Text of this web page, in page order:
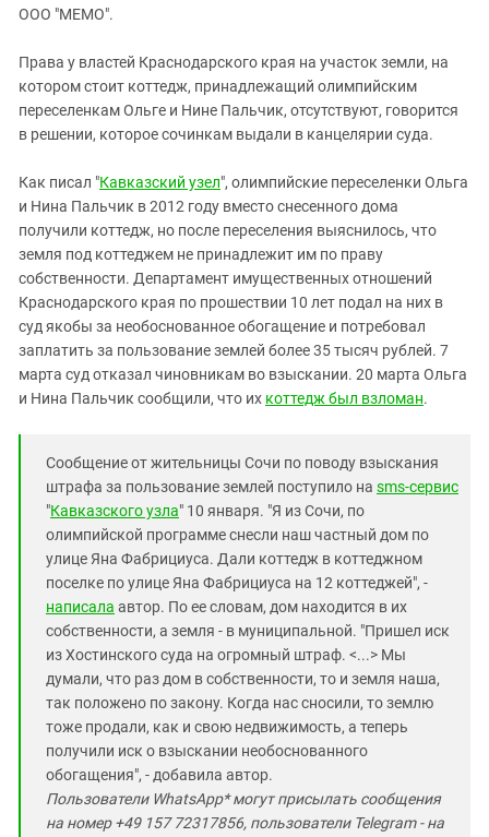
ИНАКОМЫСЛИЕ В ЧЕЧНЕ
ПРЕСЛЕДОВАНИЕ АКТИВИСТОВ
МОБИЛИЗАЦИЯ И ПРОТЕСТЫ
Дагестан
Кабардино-Балкария
Калмыкия
Краснодарский край
Российская Федерация
Ростовская область
Северная Осетия - Алания
СКФО
Ставропольский край
Южная Осетия
Южный Кавказ
ООО "МЕМО".
Права у властей Краснодарского края на участок земли, на
котором стоит коттедж, принадлежащий олимпийским
переселенкам Ольге и Нине Пальчик, отсутствуют, говорится
в решении, которое сочинкам выдали в канцелярии суда.
Как писал "Кавказский узел", олимпийские переселенки Ольга
и Нина Пальчик в 2012 году вместо снесенного дома
получили коттедж, но после переселения выяснилось, что
земля под коттеджем не принадлежит им по праву
собственности. Департамент имущественных отношений
Краснодарского края по прошествии 10 лет подал на них в
суд якобы за необоснованное обогащение и потребовал
заплатить за пользование землей более 35 тысяч рублей. 7
марта суд отказал чиновникам во взыскании. 20 марта Ольга
и Нина Пальчик сообщили, что их коттедж был взломан.
Сообщение от жительницы Сочи по поводу взыскания
штрафа за пользование землей поступило на sms-сервис
"Кавказского узла" 10 января. "Я из Сочи, по
олимпийской программе снесли наш частный дом по
улице Яна Фабрициуса. Дали коттедж в коттеджном
поселке по улице Яна Фабрициуса на 12 коттеджей", -
написала автор. По ее словам, дом находится в их
собственности, а земля - в муниципальной. "Пришел иск
из Хостинского суда на огромный штраф. <...> Мы
думали, что раз дом в собственности, то и земля наша,
так положено по закону. Когда нас сносили, то землю
тоже продали, как и свою недвижимость, а теперь
получили иск о взыскании необоснованного
обогащения", - добавила автор.
Пользователи WhatsApp* могут присылать сообщения
на номер +49 157 72317856, пользователи Telegram - на